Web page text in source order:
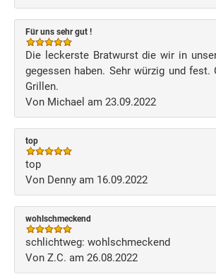
Für uns sehr gut !
Die leckerste Bratwurst die wir in
gegessen haben. Sehr würzig und fest.
Grillen.
Von Michael am 23.09.2022
top
top
Von Denny am 16.09.2022
wohlschmeckend
schlichtweg: wohlschmeckend
Von Z.C. am 26.08.2022